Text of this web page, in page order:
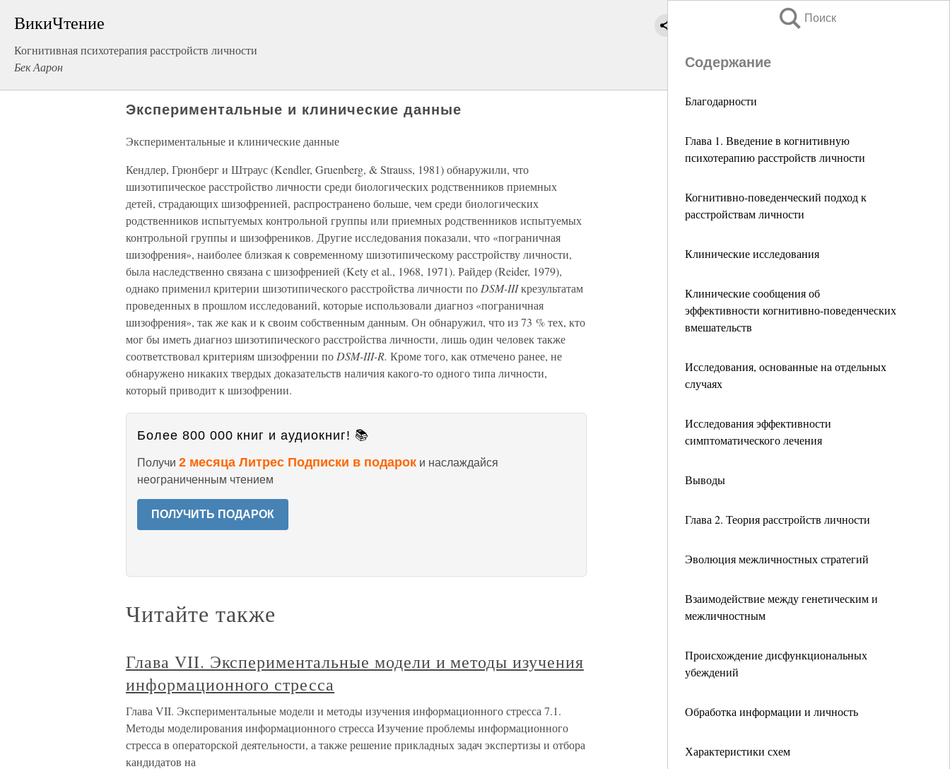
ВикиЧтение
Когнитивная психотерапия расстройств личности
Бек Аарон
Поиск
Содержание
Благодарности
Глава 1. Введение в когнитивную
психотерапию расстройств личности
Когнитивно-поведенческий подход к
расстройствам личности
Клинические исследования
Клинические сообщения об
эффективности когнитивно-поведенческих
вмешательств
Исследования, основанные на отдельных
случаях
Исследования эффективности
симптоматического лечения
Выводы
Глава 2. Теория расстройств личности
Эволюция межличностных стратегий
Взаимодействие между генетическим и
межличностным
Происхождение дисфункциональных
убеждений
Обработка информации и личность
Характеристики схем
Экспериментальные и клинические данные
Экспериментальные и клинические данные
Кендлер, Грюнберг и Штраус (Kendler, Gruenberg, & Strauss, 1981) обнаружили, что
шизотипическое расстройство личности среди биологических родственников приемных
детей, страдающих шизофренией, распространено больше, чем среди биологических
родственников испытуемых контрольной группы или приемных родственников испытуемых
контрольной группы и шизофреников. Другие исследования показали, что «пограничная
шизофрения», наиболее близкая к современному шизотипическому расстройству личности,
была наследственно связана с шизофренией (Kety et al., 1968, 1971). Райдер (Reider, 1979),
однако применил критерии шизотипического расстройства личности по DSM-IIIкрезультатам
проведенных в прошлом исследований, которые использовали диагноз «пограничная
шизофрения», так же как и к своим собственным данным. Он обнаружил, что из 73 % тех, кто
мог бы иметь диагноз шизотипического расстройства личности, лишь один человек также
соответствовал критериям шизофрении по DSM-III-R. Кроме того, как отмечено ранее, не
обнаружено никаких твердых доказательств наличия какого-то одного типа личности,
который приводит к шизофрении.
Более 800 000 книг и аудиокниг! 📚
Получи 2 месяца Литрес Подписки в подарок и наслаждайся
неограниченным чтением
ПОЛУЧИТЬ ПОДАРОК
Читайте также
Глава VII. Экспериментальные модели и методы изучения
информационного стресса
Глава VII. Экспериментальные модели и методы изучения информационного стресса 7.1.
Методы моделирования информационного стресса Изучение проблемы информационного
стресса в операторской деятельности, а также решение прикладных задач экспертизы и отбора
кандидатов на